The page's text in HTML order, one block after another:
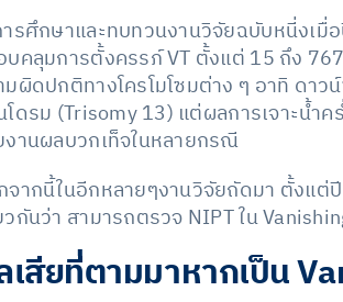
ารศึกษาและทบทวนงานวิจัยฉบับหนี่งเมื่
บคลุมการตั้งครรภ์ VT ตั้งแต่ 15 ถึง
มผิดปกติทางโครโมโซมต่าง ๆ อาทิ ดา
โดรม (Trisomy 13) แต่ผลการเจาะน้
งานผลบวกเท็จในหลายกรณี
จากนี้ในอีกหลายๆงานวิจัยถัดมา ตั้งแ
วกันว่า สามารถตรวจ NIPT ใน
เสียที่ตามมาหากเป็น